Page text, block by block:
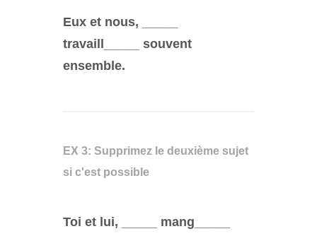
Eux et nous, _____
travaill_____ souvent
ensemble.
EX 3: Supprimez le deuxième sujet
si c'est possible
Toi et lui, _____ mang_____